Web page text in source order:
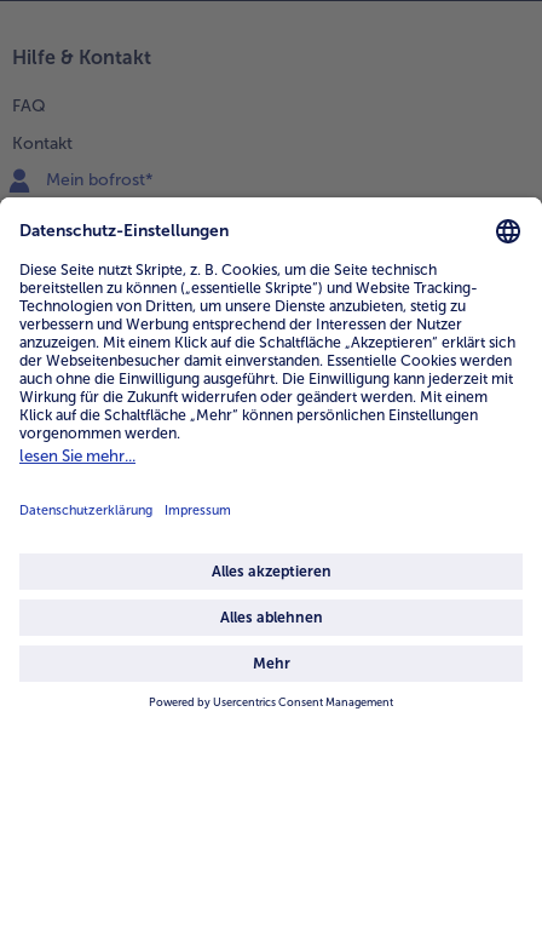
Hilfe & Kontakt
FAQ
Kontakt
Mein bofrost*
0800 - 000 19 18
Mo.-Fr.: 7-21 Uhr Sa: 8-16 Uhr
Service
Unternehmen
Über uns